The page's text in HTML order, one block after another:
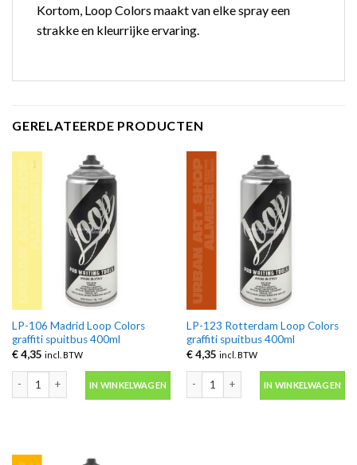
Kortom, Loop Colors maakt van elke spray een
strakke en kleurrijke ervaring.
GERELATEERDE PRODUCTEN
LP-106 Madrid Loop Colors
graffiti spuitbus 400ml
€4,35 incl. BTW
IN WINKELWAGEN
LP-123 Rotterdam Loop Colors
graffiti spuitbus 400ml
€4,35 incl. BTW
IN WINKELWAGEN